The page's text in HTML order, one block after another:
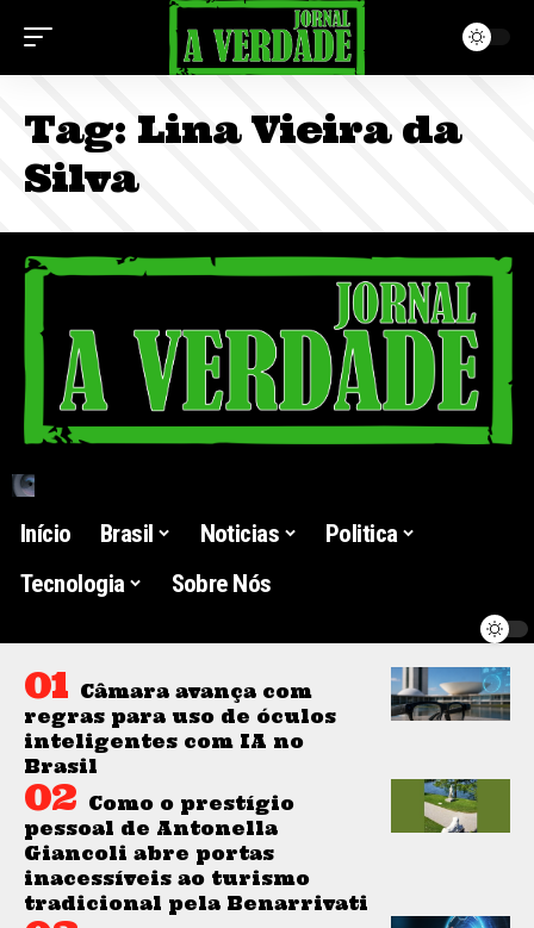
Tag: Lina Vieira da
Silva
Início Brasil Noticias
Politica
Tecnologia
Sobre Nós
Câmara avança com
regras para uso de óculos
inteligentes com IA no
Brasil
Como o prestígio
pessoal de Antonella
Giancoli abre portas
inacessíveis ao turismo
tradicional pela Benarrivati